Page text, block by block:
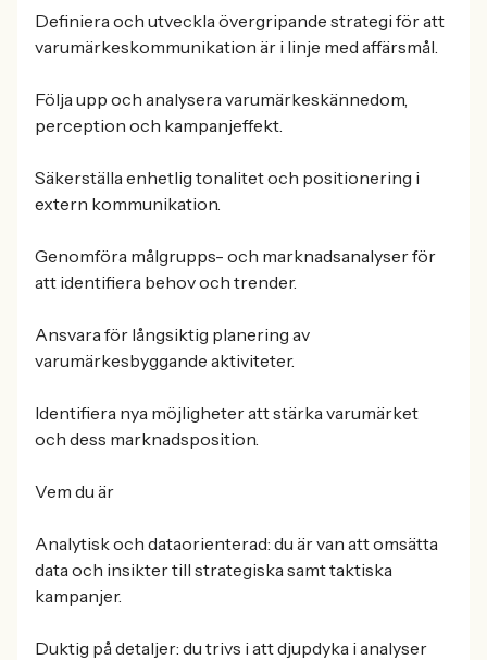
Definiera och utveckla övergripande strategi för att
varumärkeskommunikation är i linje med affärsmål.
Följa upp och analysera varumärkeskännedom,
perception och kampanjeffekt.
Säkerställa enhetlig tonalitet och positionering i
extern kommunikation.
Genomföra målgrupps- och marknadsanalyser för
att identifiera behov och trender.
Ansvara för långsiktig planering av
varumärkesbyggande aktiviteter.
Identifiera nya möjligheter att stärka varumärket
och dess marknadsposition.
Vem du är
Analytisk och dataorienterad: du är van att omsätta
data och insikter till strategiska samt taktiska
kampanjer.
Duktig på detaljer: du trivs i att djupdyka i analyser